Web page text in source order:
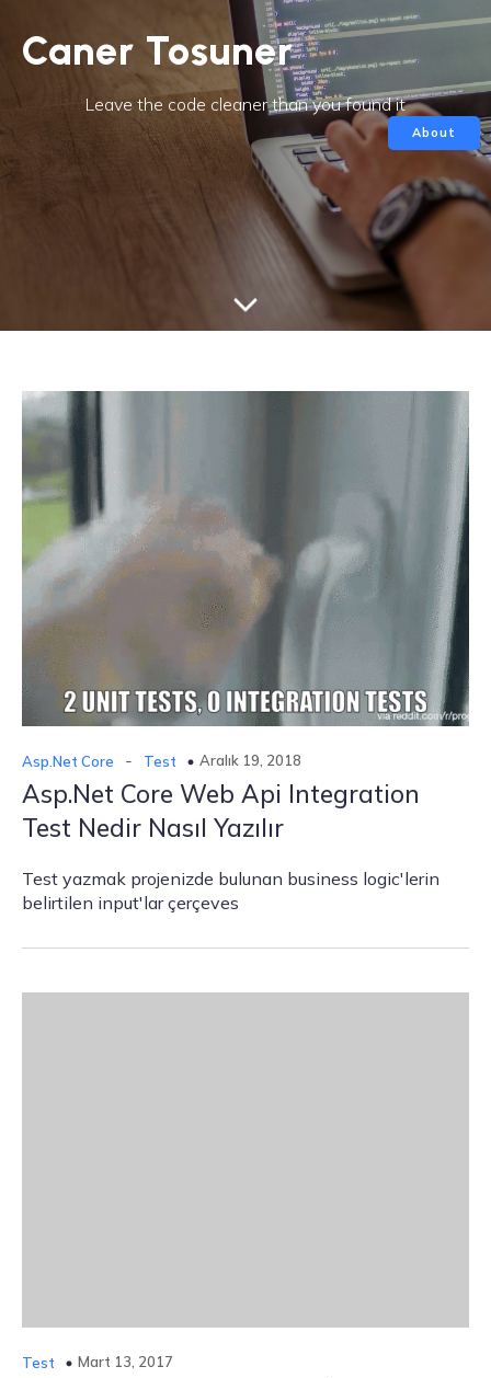
Caner Tosuner
Leave the code cleaner than you found it
About
Asp.Net Core - Test Aralık 19, 2018
Asp.Net Core Web Api Integration
Test Nedir Nasıl Yazılır
Test yazmak projenizde bulunan business logic'lerin
belirtilen input'lar çerçeves
Test Mart 13, 2017